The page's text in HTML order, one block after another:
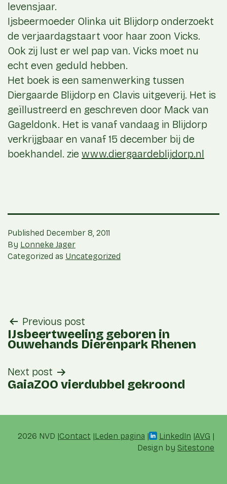
levensjaar.
Ijsbeermoeder Olinka uit Blijdorp onderzoekt
de verjaardagstaart voor haar zoon Vicks.
Ook zij lust er wel pap van. Vicks moet nu
echt even geduld hebben.
Het boek is een samenwerking tussen
Diergaarde Blijdorp en Clavis uitgeverij. Het is
geïllustreerd en geschreven door Mack van
Gageldonk. Het is vanaf vandaag in Blijdorp
verkrijgbaar en vanaf 15 december bij de
boekhandel. zie www.diergaardeblijdorp.nl
Published December 8, 2011
By Lonneke Jager
Categorized as Uncategorized
post
navigation
Previous post
IJsbeertweeling geboren in
Ouwehands Dierenpark Rhenen
Next post
GaiaZOO vierdubbel gekroond
2026 NVD Contact Leden pagina LinkedIn AVG
Design by Sitestone